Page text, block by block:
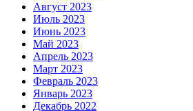
Август 2023
Июль 2023
Июнь 2023
Май 2023
Апрель 2023
Март 2023
Февраль 2023
Январь 2023
Декабрь 2022